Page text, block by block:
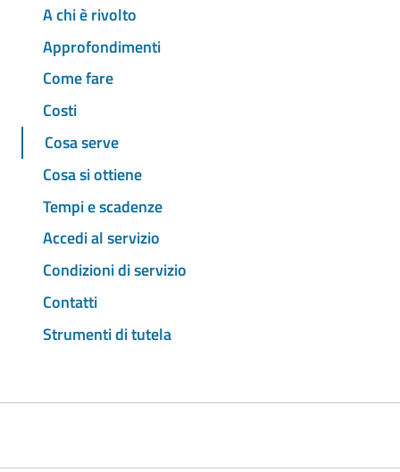
A chi è rivolto
Approfondimenti
Come fare
Costi
Cosa serve
Cosa si ottiene
Tempi e scadenze
Accedi al servizio
Condizioni di servizio
Contatti
Strumenti di tutela